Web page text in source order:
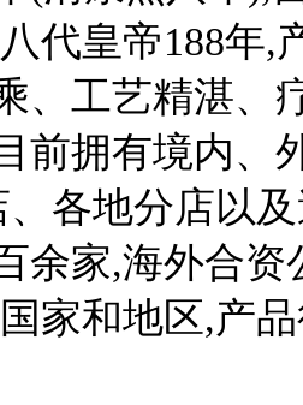
代皇帝188年,
、工艺精湛、
前拥有境内、
各地分店以
余家,海外合资
家和地区,产